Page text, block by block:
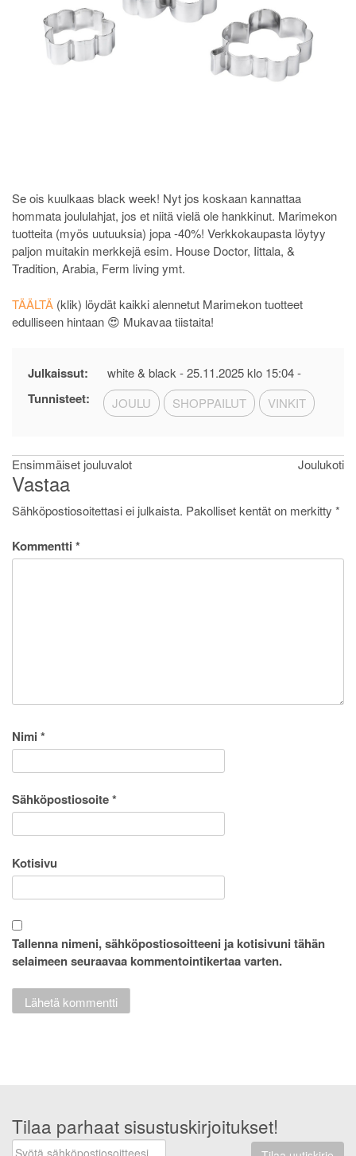
Se ois kuulkaas black week! Nyt jos koskaan kannattaa
hommata joululahjat, jos et niitä vielä ole hankkinut. Marimekon
tuotteita (myös uutuuksia) jopa -40%! Verkkokaupasta löytyy
paljon muitakin merkkejä esim. House Doctor, Iittala, &
Tradition, Arabia, Ferm living ymt.
TÄÄLTÄ (klik) löydät kaikki alennetut Marimekon tuotteet
edulliseen hintaan 😍 Mukavaa tiistaita!
Julkaissut: white & black -25.11.2025 klo 15:04-
Tunnisteet: JOULU SHOPPAILUT VINKIT
Artikkelien
selaus
Ensimmäiset jouluvalot Joulukoti
Vastaa
Sähköpostiosoitettasi ei julkaista. Pakolliset kentät on merkitty *
Kommentti *
Nimi *
Sähköpostiosoite*
Kotisivu
Tallenna nimeni, sähköpostiosoitteeni ja kotisivuni tähän
selaimeen seuraavaa kommentointikertaa varten.
Tilaa parhaat sisustuskirjoitukset!